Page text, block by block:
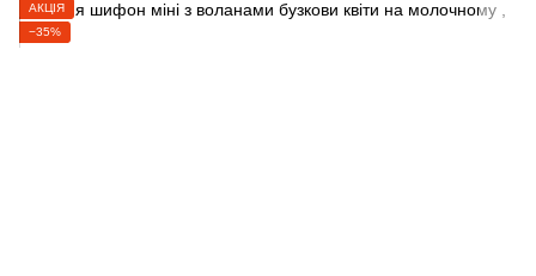
АКЦІЯ
−35%